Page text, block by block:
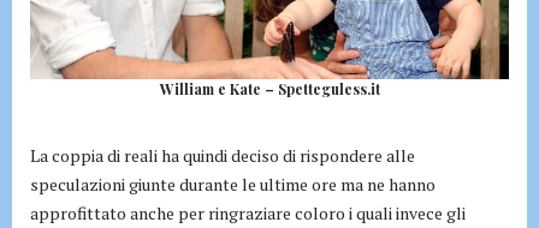
William e Kate – Spetteguless.it
La coppia di reali ha quindi deciso di rispondere alle
speculazioni giunte durante le ultime ore ma ne hanno
approfittato anche per ringraziare coloro i quali invece gli